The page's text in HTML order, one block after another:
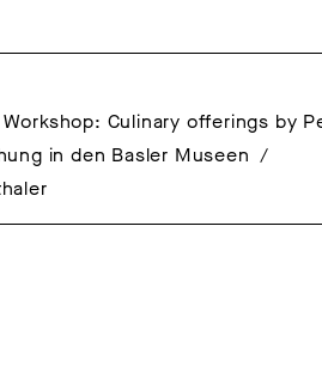
Workshop: Culinary offerings by
in den Basler Museen